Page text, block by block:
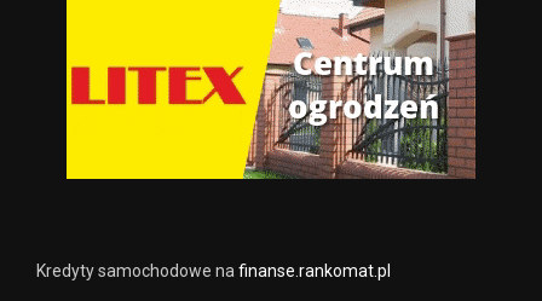
Kredyty samochodowe na finanse.rankomat.pl